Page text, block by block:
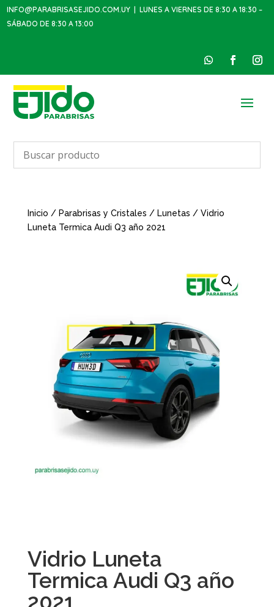
INFO@PARABRISASEJIDO.COM.UY | LUNES A VIERNES DE 8:30 A 18:30 –
SÁBADO DE 8:30 A 13:00
Inicio / Parabrisas y Cristales / Lunetas / Vidrio
Luneta Termica Audi Q3 año 2021
Vidrio Luneta
Termica Audi Q3 año